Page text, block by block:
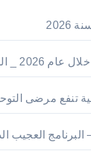
المنازل القمرية
تنفع مرضى
العجيب